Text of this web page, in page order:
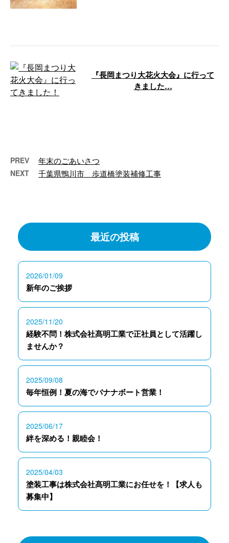
『長岡まつり大花火大会』に行って
きました…
PREV 年末のごあいさつ
NEXT 千葉県鴨川市 歩道橋塗装補修工事
最近の投稿
2026/01/09
新年のご挨拶
2025/11/20
経験不問！株式会社髙明工業で正社員として活躍し
ませんか？
2025/09/08
毎年恒例！夏の海でバナナボート営業！
2025/06/17
絆を深める！親睦会！
2025/04/03
塗装工事は株式会社髙明工業にお任せを！【求人も
募集中】